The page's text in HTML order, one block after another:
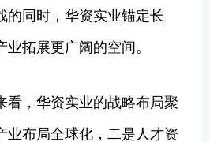
的同时，华资实业锚定长
拓展更广阔的空间。
看，华资实业的战略布局聚
业布局全球化，二是人才资